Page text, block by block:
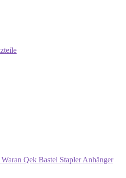
Qek Bastei Stapler Anhänger